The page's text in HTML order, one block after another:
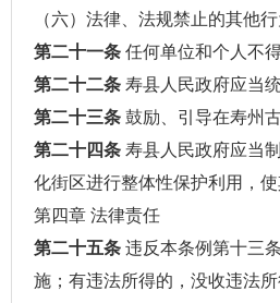
（六）法律、法规禁止的其他行
第二十一条 任何单位和个人不
第二十二条 寿县人民政府应当
第二十三条 鼓励、引导在寿州
第二十四条 寿县人民政府应当
化街区进行整体性保护利用，
第四章 法律责任
第二十五条 违反本条例第十三
施；有违法所得的，没收违法